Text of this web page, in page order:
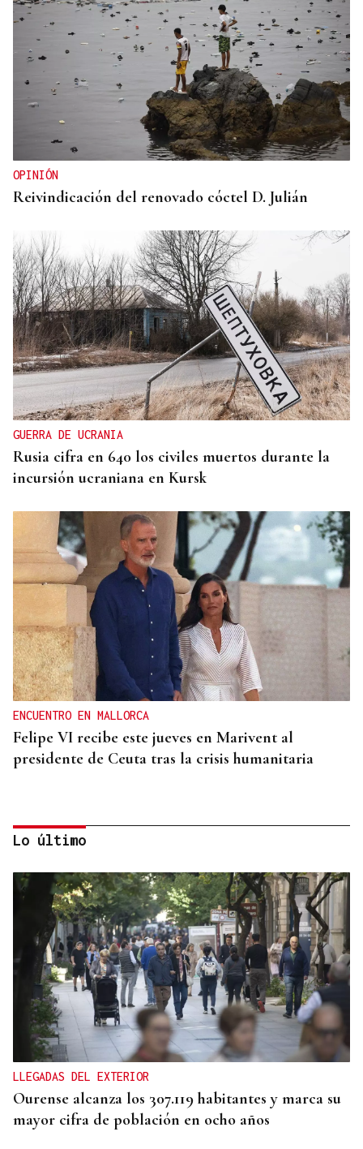
OPINIÓN
Reivindicación del renovado cóctel D. Julián
GUERRA DE UCRANIA
Rusia cifra en 640 los civiles muertos durante la
incursión ucraniana en Kursk
ENCUENTRO EN MALLORCA
Felipe VI recibe este jueves en Marivent al
presidente de Ceuta tras la crisis humanitaria
CRISIS HUMANITARIA
El Instituto de Medicina Legal de Ceuta recibe los
cuerpos de los 80 migrantes fallecidos
Lo último
LLEGADAS DEL EXTERIOR
Ourense alcanza los 307.119 habitantes y marca su
mayor cifra de población en ocho años